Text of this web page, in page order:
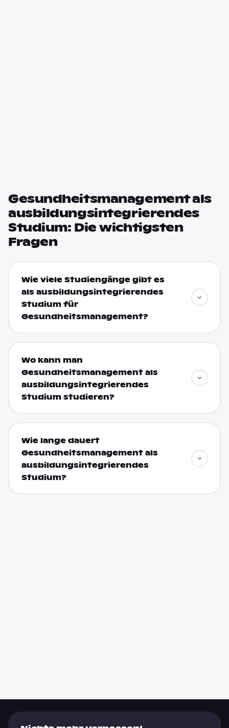
Gesundheitsmanagement als
ausbildungsintegrierendes
Studium: Die wichtigsten
Fragen
Wie viele Studiengänge gibt es
als ausbildungsintegrierendes
Studium für
Gesundheitsmanagement?
Wo kann man
Gesundheitsmanagement als
ausbildungsintegrierendes
Studium studieren?
Wie lange dauert
Gesundheitsmanagement als
ausbildungsintegrierendes
Studium?